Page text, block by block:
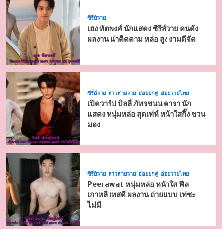
ซีรี่ย์วาย
เฮง ทัตพงศ์ นักแสดง ซีรีส์วาย คนดัง
ผลงาน น่าติดตาม หล่อ สูง งามดีจัด
ซีรี่ย์วาย สาวสายวาย อ่อยยกคู่ อ่อยวายไทย
เปิดวาร์ป บิลลี่ ภัทรชนน ดารา นัก
แสดง หนุ่มหล่อ สุดเท่ห์ หน้าใสกิ๊ง ชวน
มอง
ซีรี่ย์วาย สาวสายวาย อ่อยยกคู่ อ่อยวายไทย
Peerawat หนุ่มหล่อ หน้าใส ฟีล
เกาหลี เทสดี ผลงาน ถ่ายแบบ เท่ซะ
ไม่มี